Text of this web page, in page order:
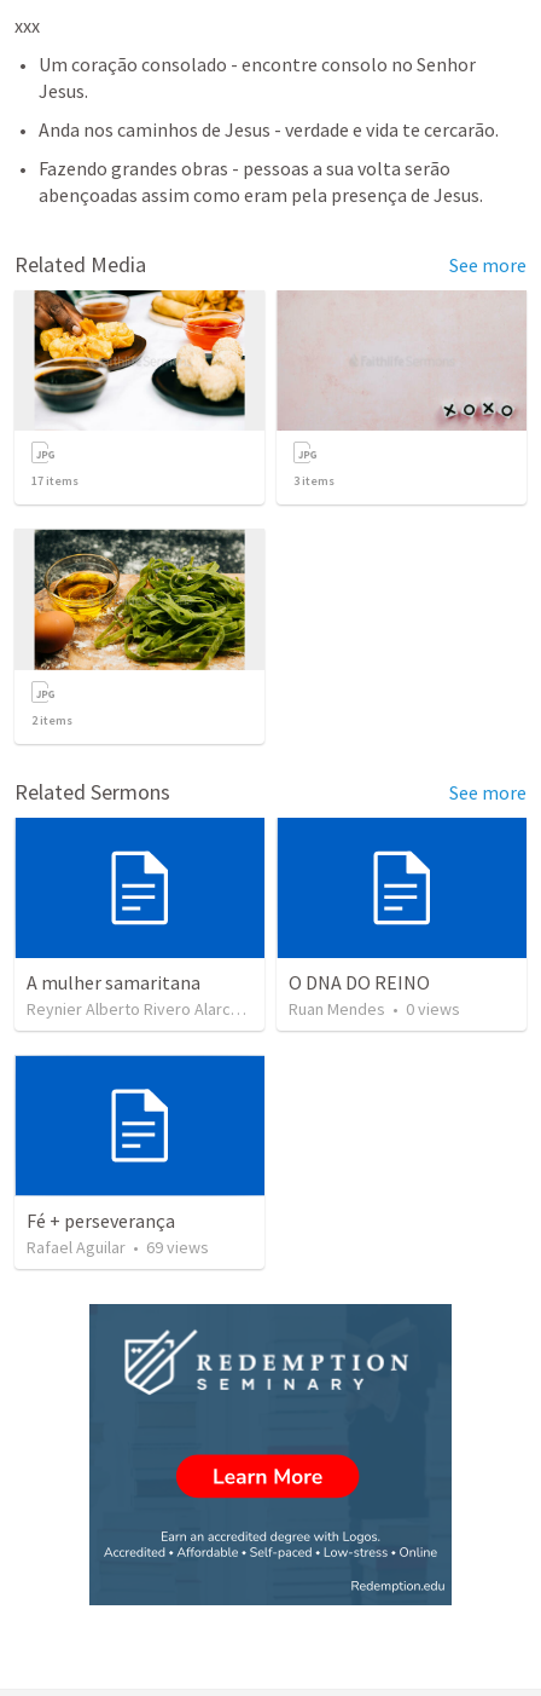
xxx
Um coração consolado - encontre consolo no Senhor
Jesus.
Anda nos caminhos de Jesus - verdade e vida te cercarão.
Fazendo grandes obras - pessoas a sua volta serão
abençoadas assim como eram pela presença de Jesus.
Related Media See more
17 items 3 items
2items
Related Sermons See more
A mulher samaritana
Reynier Alberto Rivero Alarcón views
O DNA DO REINO
Ruan Mendes • 0views
Fé + perseverança
Rafael Aguilar • 69views